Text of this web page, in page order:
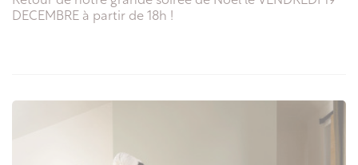
DECEMBRE à partir de 18h !